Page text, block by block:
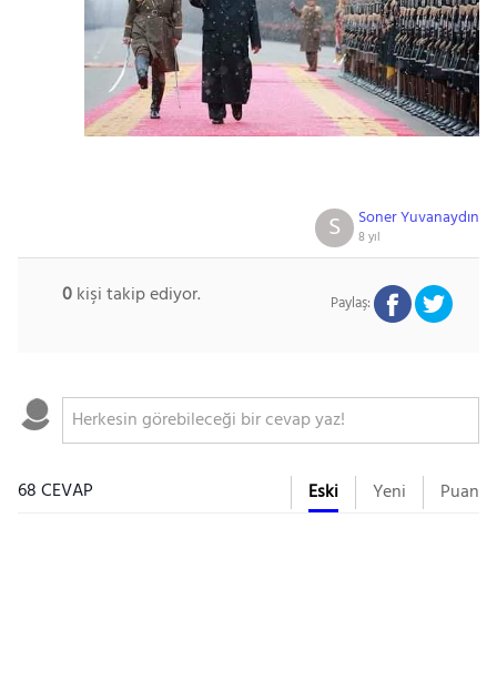
Soner Yuvanaydın
8 yıl
S
0kişi takip ediyor. Paylaş:
68 CEVAP Eski Yeni Puan